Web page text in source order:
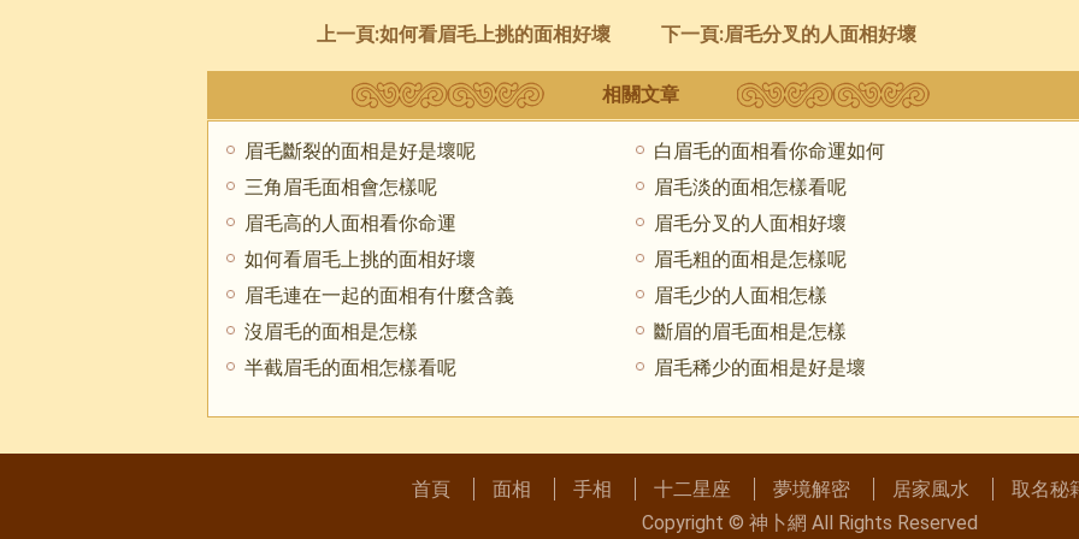
上一頁:如何看眉毛上挑的面相好壞 下一頁:眉毛分叉的人面相好壞
相關文章
眉毛斷裂的面相是好是壞呢
白眉毛的面相看你命運如何
三角眉毛面相會怎樣呢
眉毛淡的面相怎樣看呢
眉毛高的人面相看你命運
眉毛分叉的人面相好壞
如何看眉毛上挑的面相好壞
眉毛粗的面相是怎樣呢
眉毛連在一起的面相有什麼含義
眉毛少的人面相怎樣
沒眉毛的面相是怎樣
斷眉的眉毛面相是怎樣
半截眉毛的面相怎樣看呢
眉毛稀少的面相是好是壞
首頁 面相 手相 十二星座 夢境解密 居家風水 取名秘
Copyright © 神卜網 All Rights Reserved